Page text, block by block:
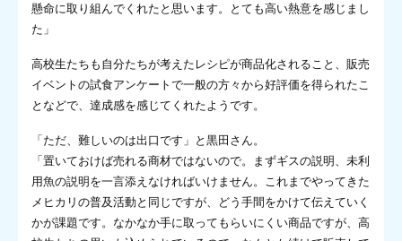
懸命に取り組んでくれたと思います。とても高い熱意を感じまし
た」
高校生たちも自分たちが考えたレシピが商品化されること、販売
イベントの試食アンケートで一般の方々から好評価を得られたこ
となどで、達成感を感じてくれたようです。
「ただ、難しいのは出口です」と黒田さん。
「置いておけば売れる商材ではないので。まずギスの説明、未利
用魚の説明を一言添えなければいけません。これまでやってきた
メヒカリの普及活動と同じですが、どう手間をかけて伝えていく
かが課題です。なかなか手に取ってもらいにくい商品ですが、高